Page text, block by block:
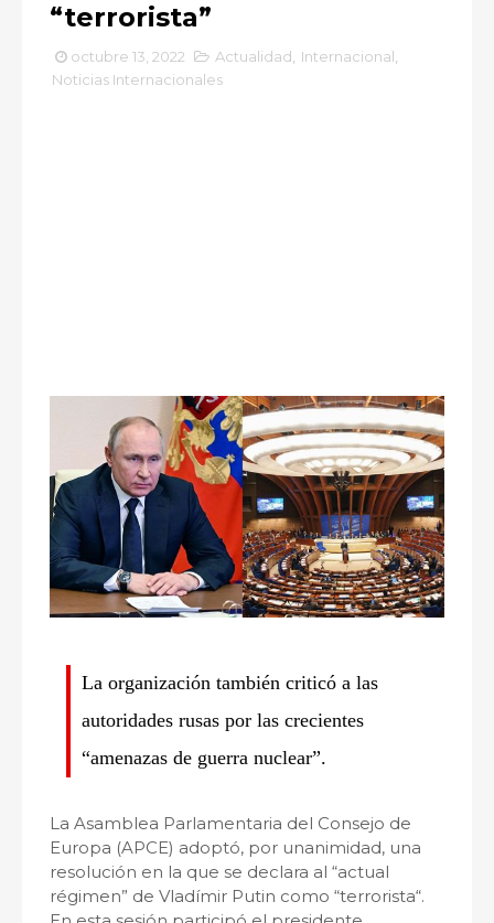
“terrorista”
octubre 13, 2022 Actualidad Internacional
Noticias Internacionales
La organización también criticó a las
autoridades rusas por las crecientes
“amenazas de guerra nuclear”.
La Asamblea Parlamentaria del Consejo de
Europa (APCE) adoptó, por unanimidad, una
resolución en la que se declara al “actual
régimen” de Vladímir Putin como “terrorista“.